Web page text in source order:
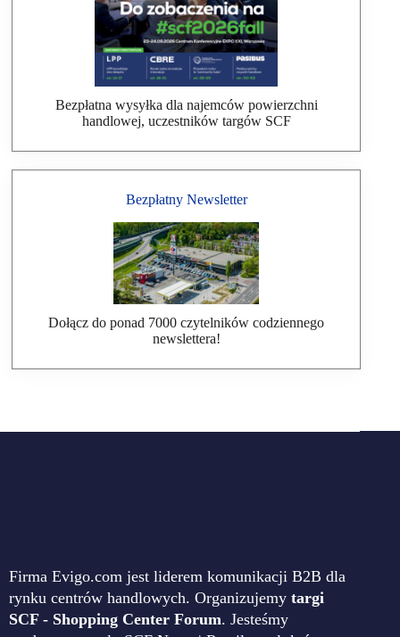
Bezpłatna wysyłka dla najemców powierzchni
handlowej, uczestników targów SCF
Bezpłatny Newsletter
Dołącz do ponad 7000 czytelników codziennego
newslettera!
Firma Evigo.com jest liderem komunikacji B2B dla
rynku centrów handlowych. Organizujemy targi
SCF - Shopping Center Forum. Jesteśmy